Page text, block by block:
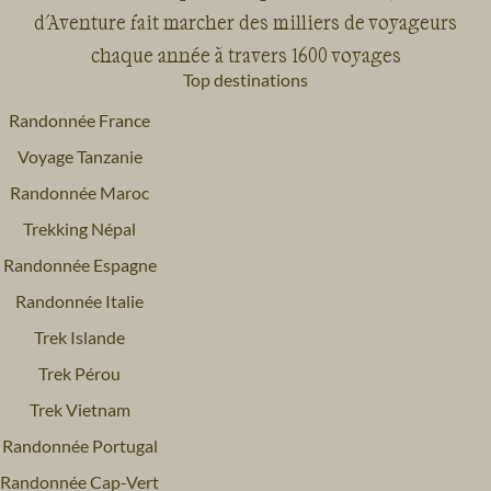
d'Aventure fait marcher des milliers de voyageurs
chaque année à travers 1600 voyages
Top destinations
Randonnée France
Voyage Tanzanie
Randonnée Maroc
Trekking Népal
Randonnée Espagne
Randonnée Italie
Trek Islande
Trek Pérou
Trek Vietnam
Randonnée Portugal
Randonnée Cap-Vert